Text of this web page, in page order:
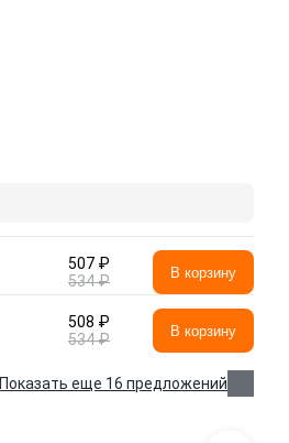
507 ₽
534 ₽
В корзину
508 ₽
534 ₽
В корзину
Показать еще 16 предложений